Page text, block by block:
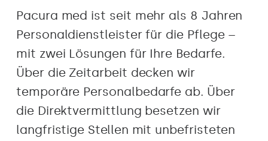
Pacura med ist seit mehr als 8 Jahren
Personaldienstleister für die Pflege –
mit zwei Lösungen für Ihre Bedarfe.
Über die Zeitarbeit decken wir
temporäre Personalbedarfe ab. Über
die Direktvermittlung besetzen wir
langfristige Stellen mit unbefristeten